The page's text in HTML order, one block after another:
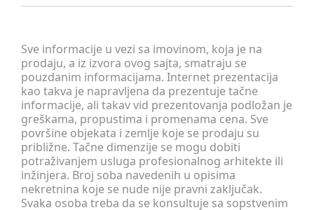
Sve informacije u vezi sa imovinom, koja je na
prodaju, a iz izvora ovog sajta, smatraju se
pouzdanim informacijama. Internet prezentacija
kao takva je napravljena da prezentuje tačne
informacije, ali takav vid prezentovanja podložan je
greškama, propustima i promenama cena. Sve
površine objekata i zemlje koje se prodaju su
približne. Tačne dimenzije se mogu dobiti
potraživanjem usluga profesionalnog arhitekte ili
inžinjera. Broj soba navedenih u opisima
nekretnina koje se nude nije pravni zaključak.
Svaka osoba treba da se konsultuje sa sopstvenim